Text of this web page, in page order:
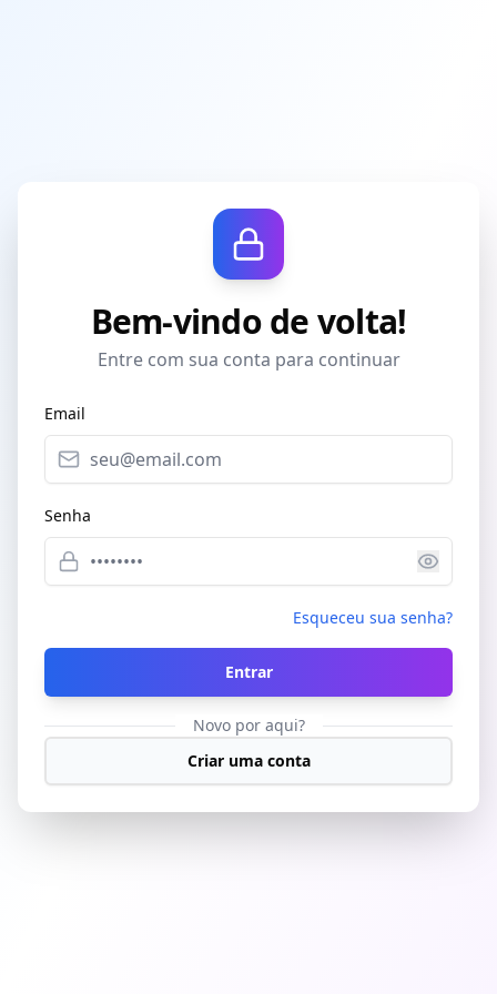
Bem-vindo de volta!
Entre com sua conta para continuar
Email
Senha
Esqueceu sua senha?
Entrar
Novo por aqui?
Criar uma conta